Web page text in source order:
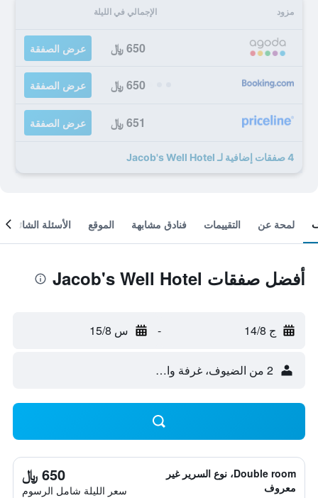
مزود الإجمالي في الليلة
650 ﷼ عرض الصفقة
650 ﷼ عرض الصفقة
651 ﷼ عرض الصفقة
4 صفقات إضافية لـ Jacob's Well Hotel
لمحة عن التقييمات فنادق مشابهة الموقع الأسئلة الشائعة
أفضل صفقات Jacob's Well Hotel
ج 14/8 - س 15/8
2 من الضيوف، غرفة واحدة
Double room، نوع السرير غير
معروف
650 ﷼
سعر الليلة شامل الرسوم